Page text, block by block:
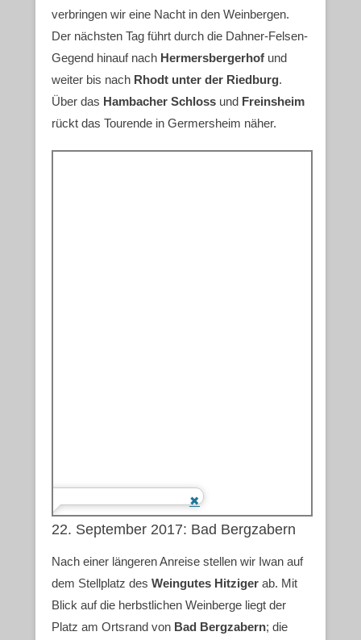
verbringen wir eine Nacht in den Weinbergen.
Der nächsten Tag führt durch die Dahner-Felsen-
Gegend hinauf nach Hermersbergerhof und
weiter bis nach Rhodt unter der Riedburg.
Über das Hambacher Schloss und Freinsheim
rückt das Tourende in Germersheim näher.
22. September 2017: Bad Bergzabern
Nach einer längeren Anreise stellen wir Iwan auf
dem Stellplatz des Weingutes Hitziger ab. Mit
Blick auf die herbstlichen Weinberge liegt der
Platz am Ortsrand von Bad Bergzabern; die